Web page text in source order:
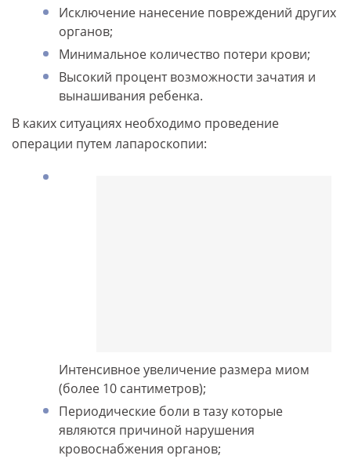
Исключение нанесение повреждений других
органов;
Минимальное количество потери крови;
Высокий процент возможности зачатия и
вынашивания ребенка.
В каких ситуациях необходимо проведение
операции путем лапароскопии:
Интенсивное увеличение размера миом
(более 10 сантиметров);
Периодические боли в тазу которые
являются причиной нарушения
кровоснабжения органов;